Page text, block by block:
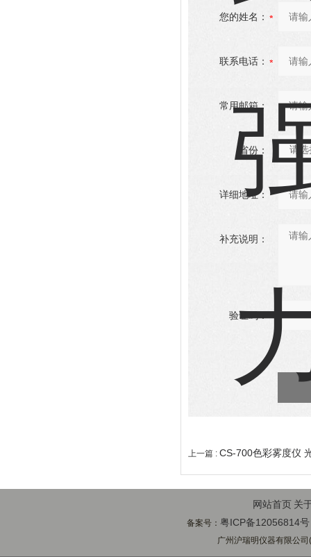
您的姓名：
联系电话：
常用邮箱：
省份：
详细地址：
补充说明：
验证码：
上一篇 : CS-700色彩雾度仪
网站首页 关
备案号： 粤ICP备12056814号
广州沪瑞明仪器有限公